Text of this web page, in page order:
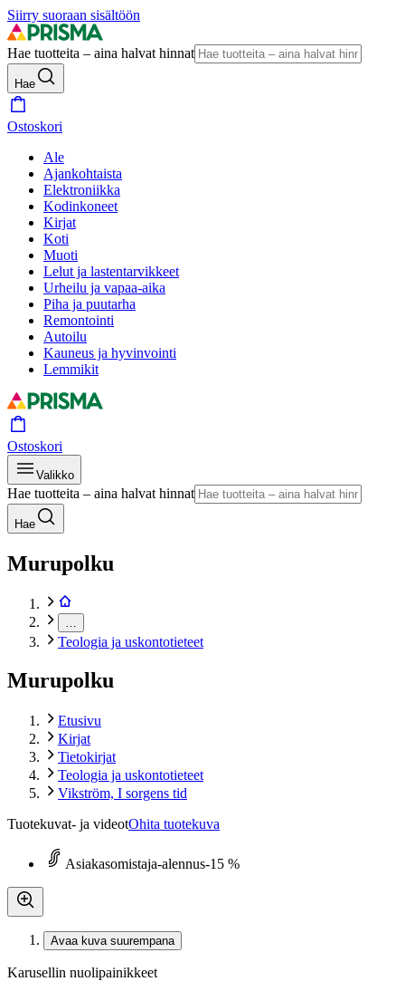
Siirry suoraan sisältöön
Hae tuotteita – aina halvat hinnat
Hae
Ostoskori
Ale
Ajankohtaista
Elektroniikka
Kodinkoneet
Kirjat
Koti
Muoti
Lelut ja lastentarvikkeet
Urheilu ja vapaa-aika
Piha ja puutarha
Remontointi
Autoilu
Kauneus ja hyvinvointi
Lemmikit
Ostoskori
Valikko
Hae tuotteita – aina halvat hinnat
Hae
Murupolku
Teologia ja uskontotieteet
Murupolku
Etusivu
Kirjat
Tietokirjat
Teologia ja uskontotieteet
Vikström, I sorgens tid
Tuotekuvat- ja videotOhita tuotekuva
Asiakasomistaja-alennus-15 %
Avaa kuva suurempana
Karusellin nuolipainikkeet